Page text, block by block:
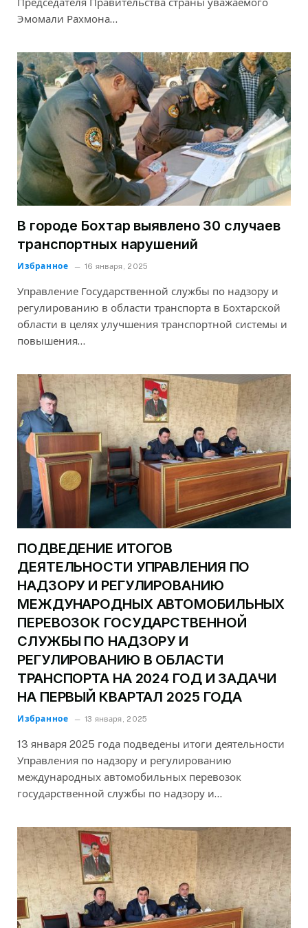
Эмомали Рахмона…
В городе Бохтар выявлено 30 случаев
транспортных нарушений
Избранное 16 января, 2025
Управление Государственной службы по надзору и
регулированию в области транспорта в Бохтарской
области в целях улучшения транспортной системы и
повышения…
ПОДВЕДЕНИЕ ИТОГОВ
ДЕЯТЕЛЬНОСТИ УПРАВЛЕНИЯ ПО
НАДЗОРУ И РЕГУЛИРОВАНИЮ
МЕЖДУНАРОДНЫХ АВТОМОБИЛЬНЫХ
ПЕРЕВОЗОК ГОСУДАРСТВЕННОЙ
СЛУЖБЫ ПО НАДЗОРУ И
РЕГУЛИРОВАНИЮ В ОБЛАСТИ
ТРАНСПОРТА НА 2024 ГОД И ЗАДАЧИ
НА ПЕРВЫЙ КВАРТАЛ 2025 ГОДА
Избранное 13 января, 2025
13 января 2025 года подведены итоги деятельности
Управления по надзору и регулированию
международных автомобильных перевозок
государственной службы по надзору и…